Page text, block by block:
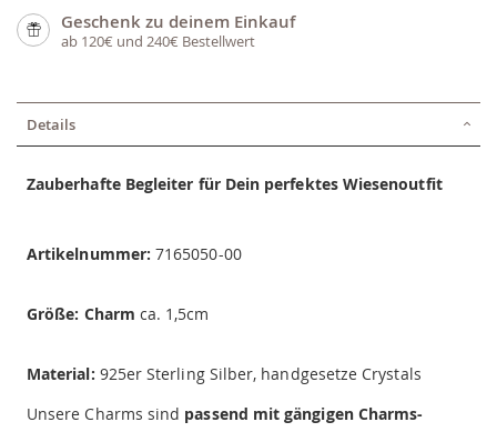
Geschenk zu deinem Einkauf
ab 120€ und 240€ Bestellwert
Details
Zauberhafte Begleiter für Dein perfektes Wiesenoutfit
Artikelnummer: 7165050-00
Größe: Charm ca. 1,5cm
Material: 925er Sterling Silber, handgesetze Crystals
Unsere Charms sind passend mit gängigen Charms-